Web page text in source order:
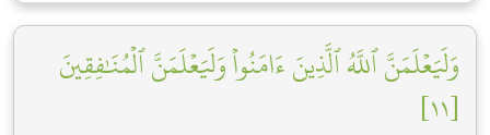
وَلَيَعۡلَمَنَّ ٱللَّهُ ٱلَّذِينَ ءَامَنُواْ وَلَيَعۡلَمَنَّ ٱلۡمُنَٰفِقِينَ
[١١]